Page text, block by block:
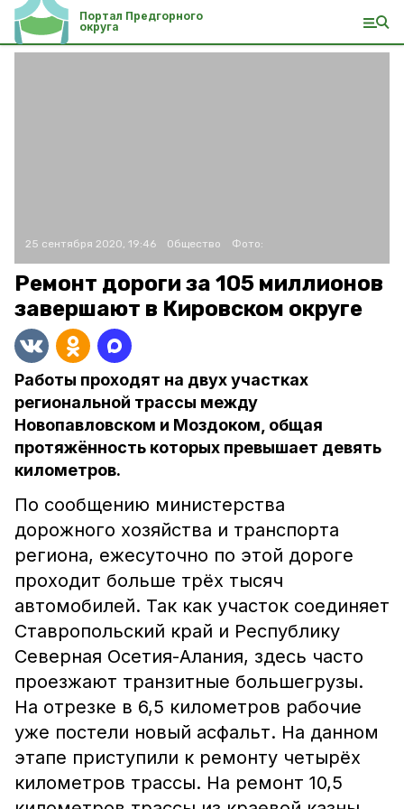
Портал Предгорного
округа
25 сентября 2020, 19:46 Общество Фото:
Ремонт дороги за 105 миллионов
завершают в Кировском округе
Работы проходят на двух участках
региональной трассы между
Новопавловском и Моздоком, общая
протяжённость которых превышает девять
километров.
По сообщению министерства
дорожного хозяйства и транспорта
региона, ежесуточно по этой дороге
проходит больше трёх тысяч
автомобилей. Так как участок соединяет
Ставропольский край и Республику
Северная Осетия-Алания, здесь часто
проезжают транзитные большегрузы.
На отрезке в 6,5 километров рабочие
уже постели новый асфальт. На данном
этапе приступили к ремонту четырёх
километров трассы. На ремонт 10,5